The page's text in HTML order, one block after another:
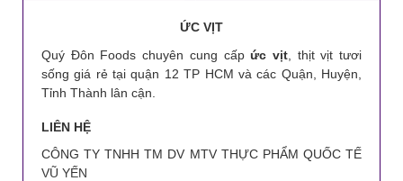
ỨC VỊT
Quý Đôn Foods chuyên cung cấpức vịt, thịt vịt tươi
sống giá rẻ tại quận 12 TP HCM và các Quận, Huyện,
Tỉnh Thành lân cận.
LIÊN HỆ
CÔNG TY TNHH TM DV MTV THỰC PHẨM QUỐC TẾ
VŨ YẾN